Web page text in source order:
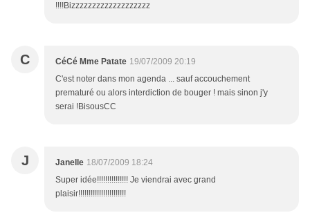
!!!!Bizzzzzzzzzzzzzzzzzzz
C CéCé Mme Patate 19/07/2009 20:19
C'est noter dans mon agenda ... sauf accouchement
prematuré ou alors interdiction de bouger ! mais sinon j'y
serai !BisousCC
J Janelle 18/07/2009 18:24
Super idée!!!!!!!!!!!!!!! Je viendrai avec grand
plaisir!!!!!!!!!!!!!!!!!!!!!!!